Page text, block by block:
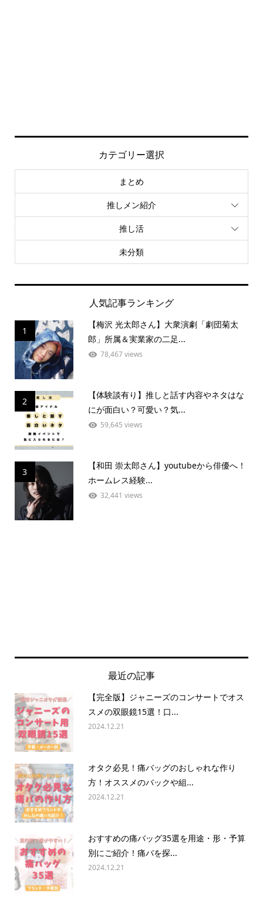
カテゴリー選択
まとめ
推しメン紹介
推し活
未分類
人気記事ランキング
1
【梅沢 光太郎さん】大衆演劇「劇団菊太
郎」所属＆実業家の二足...
78,467 views
2
【体験談有り】推しと話す内容やネタはな
にが面白い？可愛い？気...
59,645 views
3
【和田 崇太郎さん】youtubeから俳優へ！
ホームレス経験...
32,441 views
最近の記事
【完全版】ジャニーズのコンサートでオス
スメの双眼鏡15選！口...
2024.12.21
オタク必見！痛バッグのおしゃれな作り
方！オススメのバックや組...
2024.12.21
おすすめの痛バッグ35選を用途・形・予算
別にご紹介！痛バを探...
2024.12.21